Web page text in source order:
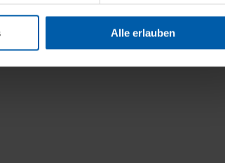
für Ihr personalisiertes Einkaufserlebnis
Cookies selbst festlegen, die Sie erlauben
Alle erlauben